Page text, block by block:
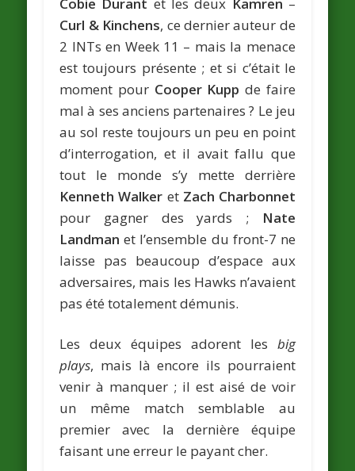
Cobie Durant et les deux Kamren –
Curl & Kinchens, ce dernier auteur de
2 INTs en Week 11 – mais la menace
est toujours présente ; et si c’était le
moment pour Cooper Kupp de faire
mal à ses anciens partenaires ? Le jeu
au sol reste toujours un peu en point
d’interrogation, et il avait fallu que
tout le monde s’y mette derrière
Kenneth Walker et Zach Charbonnet
pour gagner des yards ; Nate
Landman et l’ensemble du front-7 ne
laisse pas beaucoup d’espace aux
adversaires, mais les Hawks n’avaient
pas été totalement démunis.
Les deux équipes adorent les big
plays, mais là encore ils pourraient
venir à manquer ; il est aisé de voir
un même match semblable au
premier avec la dernière équipe
faisant une erreur le payant cher.